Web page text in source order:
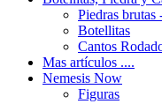
Piedras brutas
Botellitas
Cantos
Mas artículos ....
Nemesis Now
Figuras